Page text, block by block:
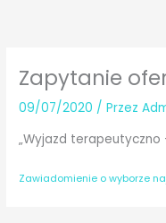
Zapytanie
09/07/2020 / Przez
„Wyjazd terapeutyczno
Zawiadomienie o wyborze